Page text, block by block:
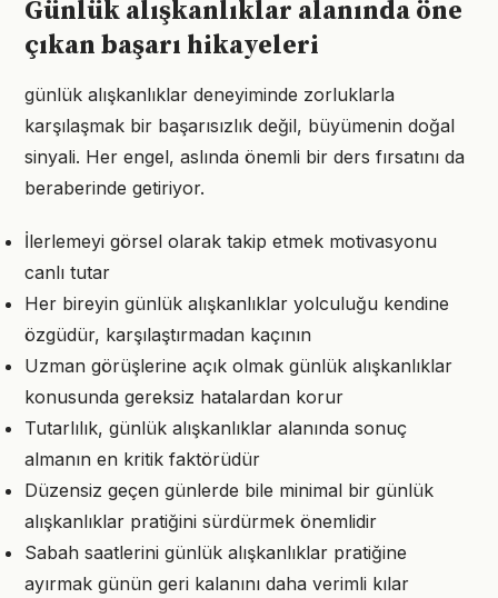
Günlük alışkanlıklar alanında öne
çıkan başarı hikayeleri
günlük alışkanlıklar deneyiminde zorluklarla
karşılaşmak bir başarısızlık değil, büyümenin doğal
sinyali. Her engel, aslında önemli bir ders fırsatını da
beraberinde getiriyor.
İlerlemeyi görsel olarak takip etmek motivasyonu
canlı tutar
Her bireyin günlük alışkanlıklar yolculuğu kendine
özgüdür, karşılaştırmadan kaçının
Uzman görüşlerine açık olmak günlük alışkanlıklar
konusunda gereksiz hatalardan korur
Tutarlılık, günlük alışkanlıklar alanında sonuç
almanın en kritik faktörüdür
Düzensiz geçen günlerde bile minimal bir günlük
alışkanlıklar pratiğini sürdürmek önemlidir
Sabah saatlerini günlük alışkanlıklar pratiğine
ayırmak günün geri kalanını daha verimli kılar